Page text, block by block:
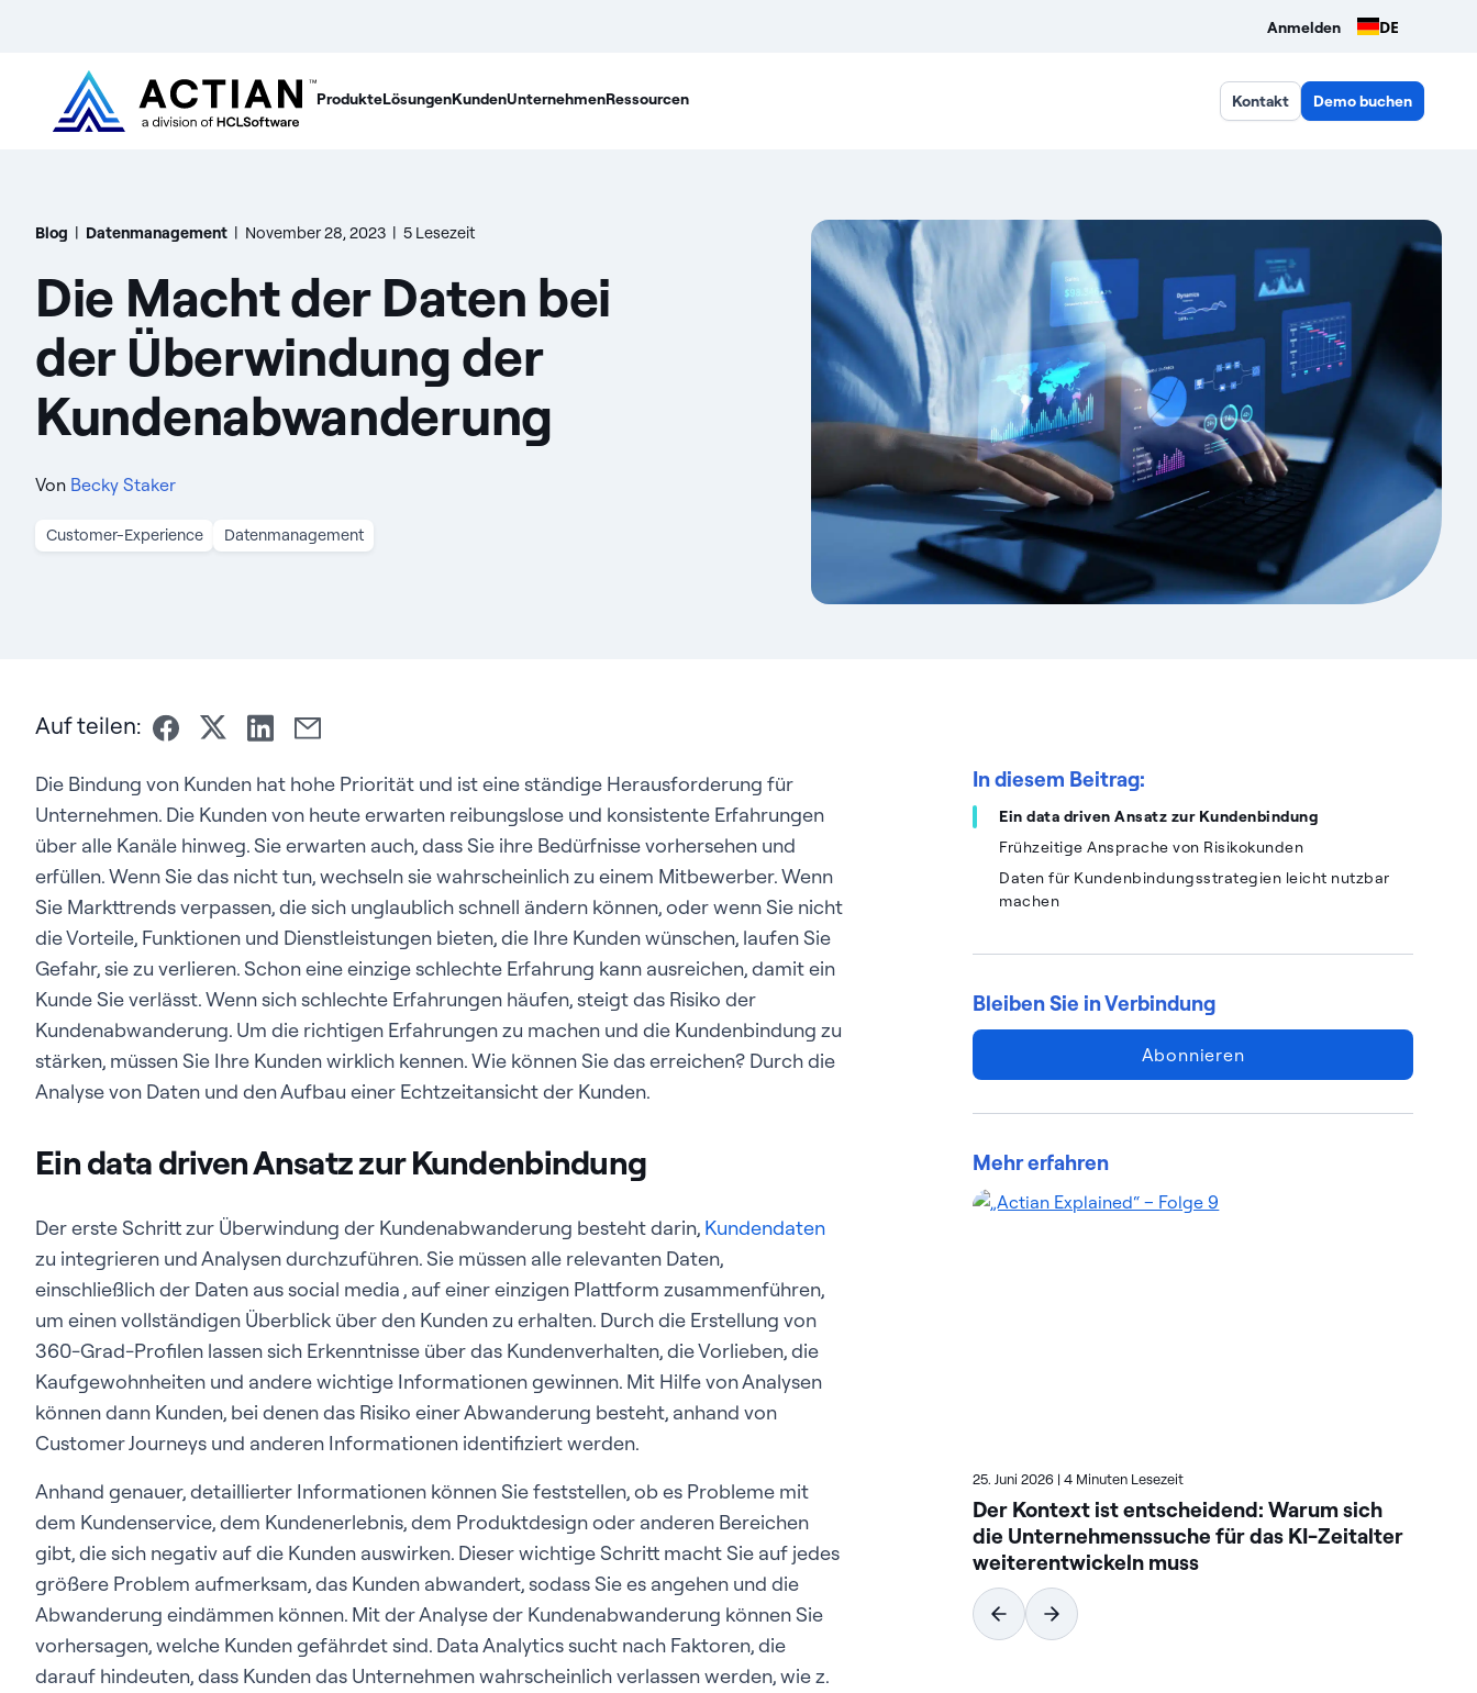
Anmelden DE
ProdukteLösungenKundenUnternehmenRessourcen Kontakt Demo buchen
Blog | Datenmanagement | November 28, 2023 | 5 Lesezeit
Die Macht der Daten bei
der Überwindung der
Kundenabwanderung
Von Becky Staker
Customer-Experience Datenmanagement
Auf teilen:
Die Bindung von Kunden hat hohe Priorität und ist eine ständige Herausforderung für
Unternehmen. Die Kunden von heute erwarten reibungslose und konsistente Erfahrungen
über alle Kanäle hinweg. Sie erwarten auch, dass Sie ihre Bedürfnisse vorhersehen und
erfüllen. Wenn Sie das nicht tun, wechseln sie wahrscheinlich zu einem Mitbewerber. Wenn
Sie Markttrends verpassen, die sich unglaublich schnell ändern können, oder wenn Sie nicht
die Vorteile, Funktionen und Dienstleistungen bieten, die Ihre Kunden wünschen, laufen Sie
Gefahr, sie zu verlieren. Schon eine einzige schlechte Erfahrung kann ausreichen, damit ein
Kunde Sie verlässt. Wenn sich schlechte Erfahrungen häufen, steigt das Risiko der
Kundenabwanderung. Um die richtigen Erfahrungen zu machen und die Kundenbindung zu
stärken, müssen Sie Ihre Kunden wirklich kennen. Wie können Sie das erreichen? Durch die
Analyse von Daten und den Aufbau einer Echtzeitansicht der Kunden.
Ein data driven Ansatz zur Kundenbindung
Der erste Schritt zur Überwindung der Kundenabwanderung besteht darin, Kundendaten
zu integrieren und Analysen durchzuführen. Sie müssen alle relevanten Daten,
einschließlich der Daten aus social media , auf einer einzigen Plattform zusammenführen,
um einen vollständigen Überblick über den Kunden zu erhalten. Durch die Erstellung von
360-Grad-Profilen lassen sich Erkenntnisse über das Kundenverhalten, die Vorlieben, die
Kaufgewohnheiten und andere wichtige Informationen gewinnen. Mit Hilfe von Analysen
können dann Kunden, bei denen das Risiko einer Abwanderung besteht, anhand von
Customer Journeys und anderen Informationen identifiziert werden.
Anhand genauer, detaillierter Informationen können Sie feststellen, ob es Probleme mit
dem Kundenservice, dem Kundenerlebnis, dem Produktdesign oder anderen Bereichen
gibt, die sich negativ auf die Kunden auswirken. Dieser wichtige Schritt macht Sie auf jedes
größere Problem aufmerksam, das Kunden abwandert, sodass Sie es angehen und die
Abwanderung eindämmen können. Mit der Analyse der Kundenabwanderung können Sie
vorhersagen, welche Kunden gefährdet sind. Data Analytics sucht nach Faktoren, die
darauf hindeuten, dass Kunden das Unternehmen wahrscheinlich verlassen werden, wie z.
In diesem Beitrag:
Ein data driven Ansatz zur Kundenbindung
Frühzeitige Ansprache von Risikokunden
Daten für Kundenbindungsstrategien leicht nutzbar
machen
Bleiben Sie in Verbindung
Abonnieren
Mehr erfahren
25. Juni 2026 | 4 Minuten Lesezeit
Der Kontext ist entscheidend: Warum sich
die Unternehmenssuche für das KI-Zeitalter
weiterentwickeln muss